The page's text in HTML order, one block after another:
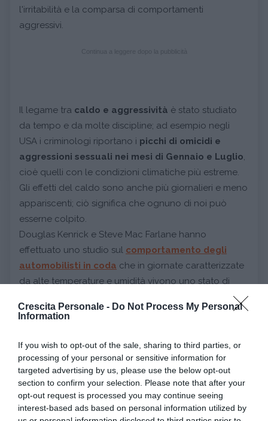
Crescita Personale - Do Not Process My Personal
Information
If you wish to opt-out of the sale, sharing to third parties, or
processing of your personal or sensitive information for
targeted advertising by us, please use the below opt-out
section to confirm your selection. Please note that after your
opt-out request is processed you may continue seeing
interest-based ads based on personal information utilized by
l'irritabilità e la comparsa di comportamenti
aggressivi.
Il legame tra caldo e aggressività è stato studiato
da tempo e da molte discipline; ad esempio negli
USA i criminologi riportano i picchi di omicidi e
aggressioni sessuali nei mesi di Gennaio e Luglio
cioè quelli con le condizioni climatiche più estreme.
Gli effetti del caldo sono anche più giornalieri e meno
appariscenti; ciò significa che ognuno di noi può
esserne colpito.
Douglas Kenrick e Steve Mac Farlane hanno
effettuato uno studio sul comportamento degli
automobilisti in coda che in giornate caratterizzate
da alte temperature e umidità vivono uno stato di
andare maggiormente a aggressività verbale.
Umore e stagioni: quanto i disturbi
depressivi seguono un andamento
stagionale?